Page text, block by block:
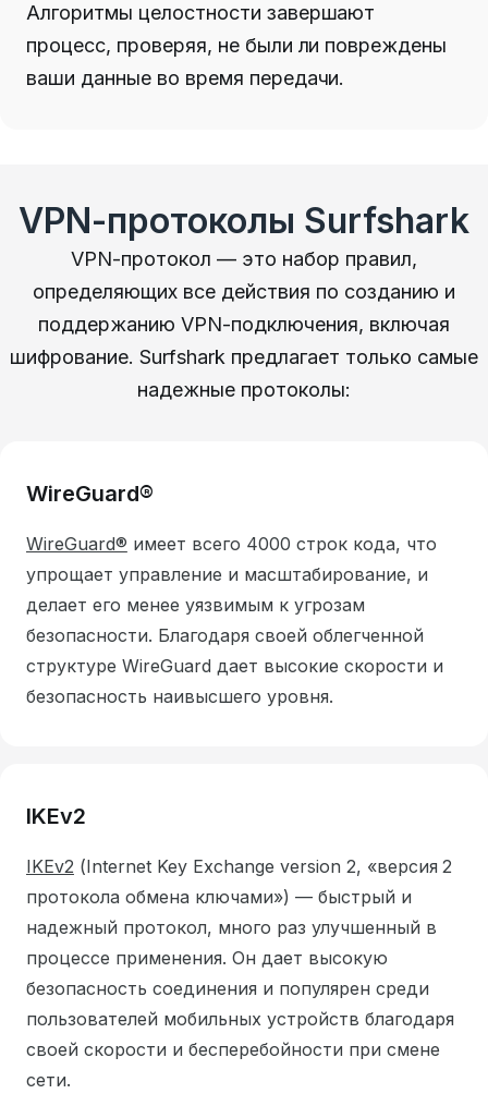
Алгоритмы целостности завершают
процесс, проверяя, не были ли повреждены
ваши данные во время передачи.
VPN-протоколы Surfshark
VPN-протокол — это набор правил,
определяющих все действия по созданию и
поддержанию VPN-подключения, включая
шифрование. Surfshark предлагает только самые
надежные протоколы:
WireGuard®
WireGuard® имеет всего 4000 строк кода, что
упрощает управление и масштабирование, и
делает его менее уязвимым к угрозам
безопасности. Благодаря своей облегченной
структуре WireGuard дает высокие скорости и
безопасность наивысшего уровня.
IKEv2
IKEv2 (Internet Key Exchange version 2, «версия 2
протокола обмена ключами») — быстрый и
надежный протокол, много раз улучшенный в
процессе применения. Он дает высокую
безопасность соединения и популярен среди
пользователей мобильных устройств благодаря
своей скорости и бесперебойности при смене
сети.